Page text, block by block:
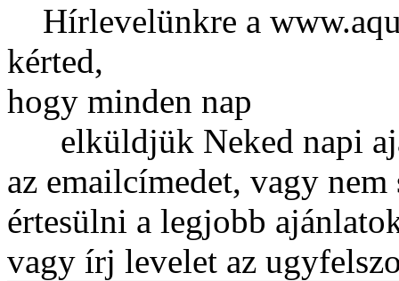
Hírlevelünkre a
kérted,
hogy minden nap
elküldjük Neked napi
az emailcímedet, vagy
értesülni a legjobb
vagy írj levelet az